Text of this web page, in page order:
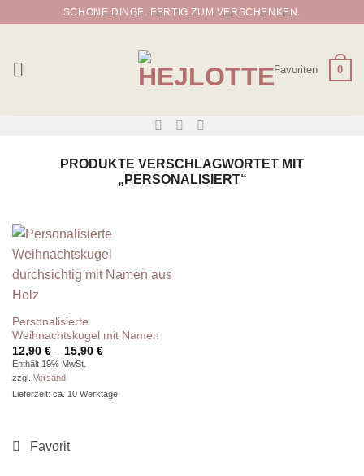
SCHÖNE DINGE. FERTIG ZUM VERSCHENKEN.
Favoriten 0
PRODUKTE VERSCHLAGWORTET MIT
„PERSONALISIERT“
Personalisierte
Weihnachtskugel mit Namen
12,90 € – 15,90 €Preisspanne:
Enthält 19% MwSt.
zzgl. Versand
Lieferzeit: ca. 10 Werktage